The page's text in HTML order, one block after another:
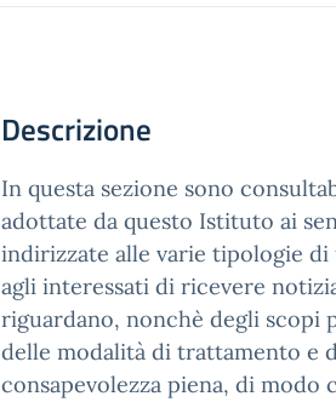
Descrizione
In questa sezione sono
adottate da questo Istituto ai
indirizzate alle varie tipologie
agli interessati di ricevere
riguardano, nonchè degli scopi
delle modalità di trattamento e
consapevolezza piena, di